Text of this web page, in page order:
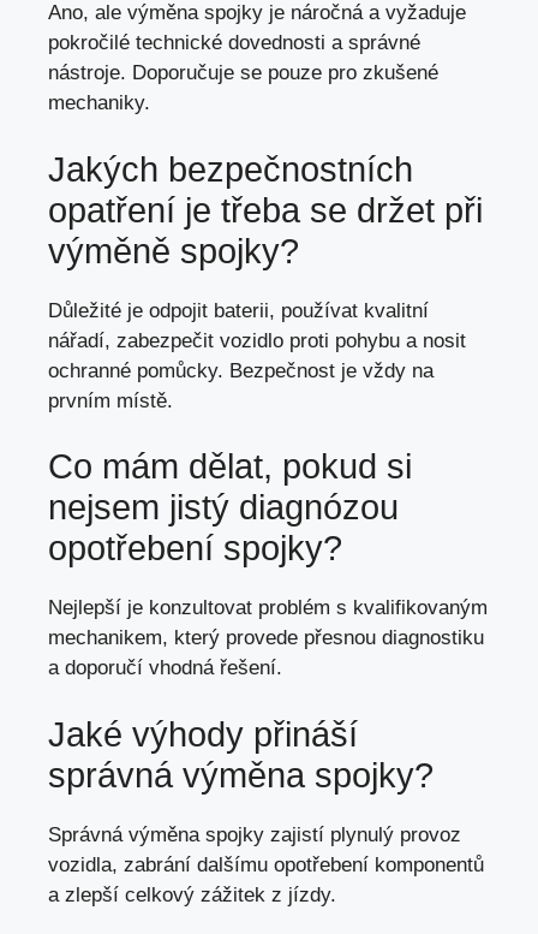
Ano, ale výměna spojky je náročná a vyžaduje
pokročilé technické dovednosti a správné
nástroje. Doporučuje se pouze pro zkušené
mechaniky.
Jakých bezpečnostních
opatření je třeba se držet při
výměně spojky?
Důležité je odpojit baterii, používat kvalitní
nářadí, zabezpečit vozidlo proti pohybu a nosit
ochranné pomůcky. Bezpečnost je vždy na
prvním místě.
Co mám dělat, pokud si
nejsem jistý diagnózou
opotřebení spojky?
Nejlepší je konzultovat problém s kvalifikovaným
mechanikem, který provede přesnou diagnostiku
a doporučí vhodná řešení.
Jaké výhody přináší
správná výměna spojky?
Správná výměna spojky zajistí plynulý provoz
vozidla, zabrání dalšímu opotřebení komponentů
a zlepší celkový zážitek z jízdy.